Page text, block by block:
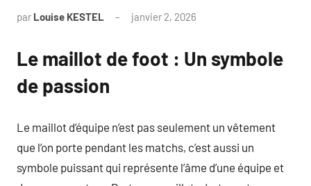
par Louise KESTEL janvier 2, 2026
Le maillot de foot : Un symbole
de passion
Le maillot d’équipe n’est pas seulement un vêtement
que l’on porte pendant les matchs, c’est aussi un
symbole puissant qui représente l’âme d’une équipe et